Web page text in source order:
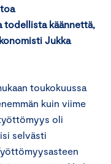
todellista käännettä,
Jukka
toukokuussa
kuin viime
oli
selvästi